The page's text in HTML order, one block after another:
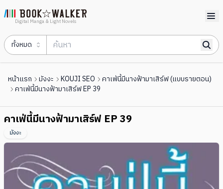
Digital Manga & Light Novels
ทั้งหมด
หน้าแรก มังงะ KOUJI SEO
คาเฟ่นี้มีนางฟ้ามาเสิร์ฟ (แบบรายตอน)
คาเฟ่นี้มีนางฟ้ามาเสิร์ฟ EP 39
คาเฟ่นี้มีนางฟ้ามาเสิร์ฟ EP 39
มังงะ